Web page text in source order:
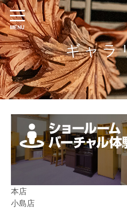
ギャラ
本店
小島店